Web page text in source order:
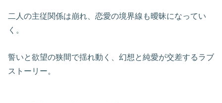
二人の主従関係は崩れ、恋愛の境界線も曖昧になってい
く。
誓いと欲望の狭間で揺れ動く、幻想と純愛が交差するラブ
ストーリー。